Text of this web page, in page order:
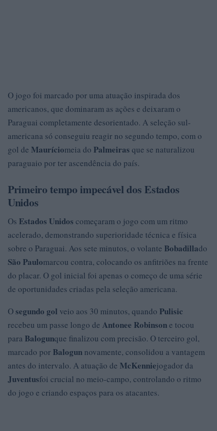
O jogo foi marcado por uma atuação inspirada dos
americanos, que dominaram as ações e deixaram o
Paraguai completamente desorientado. A seleção sul-
americana só conseguiu reagir no segundo tempo, com o
gol de Mauríciomeia do Palmeiras que se naturalizou
paraguaio por ter ascendência do país.
Primeiro tempo impecável dos Estados
Unidos
Os Estados Unidos começaram o jogo com um ritmo
acelerado, demonstrando superioridade técnica e física
sobre o Paraguai. Aos sete minutos, o volante Bobadillado
São Paulomarcou contra, colocando os anfitriões na frente
do placar. O gol inicial foi apenas o começo de uma série
de oportunidades criadas pela seleção americana.
Osegundo gol veio aos 30 minutos, quando Pulisic
recebeu um passe longo de Antonee Robinsone tocou
para Balogunque finalizou com precisão. O terceiro gol,
marcado por Balogun novamente, consolidou a vantagem
antes do intervalo. A atuação de McKenniejogador da
Juventusfoi crucial no meio-campo, controlando o ritmo
do jogo e criando espaços para os atacantes.